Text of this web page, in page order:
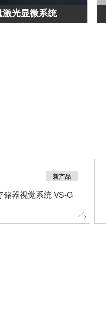
激光显微系统
新产品
储器视觉系统 VS-G